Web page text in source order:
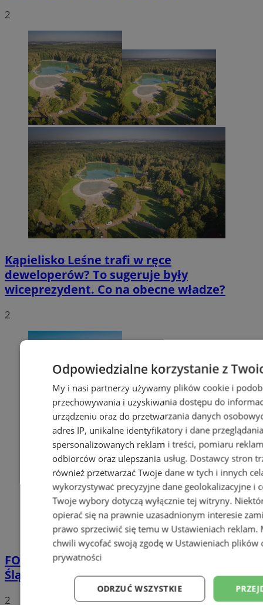
2
Kąpielisko Leśne trafi w ręce
deweloperów? To sugeruje były
wiceprezydent. Co na obecne władze?
2
FOTO
Tłumy przed Areną Zabrze. Za nami
Śląska Scena Letnia z gwiazdami rapu!
2
Odpowiedzialne korzystanie z
My i nasi partnerzy używamy plików cookie i
przechowywania i uzyskiwania dostępu do
urządzeniu oraz do przetwarzania danych
adres IP, unikalne identyfikatory i dane
spersonalizowanych reklam i treści, pomiaru
odbiorców oraz ulepszania usług. Dostawcy stron
również przetwarzać Twoje dane w tych i innych
wykorzystywać precyzyjne dane geolokalizacyjne i
Twoje wybory dotyczą wyłącznie tej witryny.
opierać się na prawnie uzasadnionym interesie
prawo sprzeciwić się temu w Ustawieniach reklam.
chwili wycofać swoją zgodę w Ustawieniach plików
prywatności
ODRZUĆ WSZYSTKIE